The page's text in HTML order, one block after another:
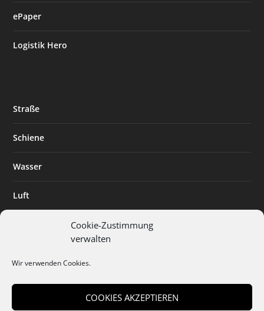
Cookie-Zustimmung
verwalten
Wir verwenden Cookies.
COOKIES AKZEPTIEREN
ePaper
Logistik Hero
Straße
Schiene
Wasser
Luft
Digitalisierung